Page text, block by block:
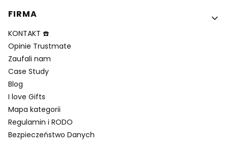
FIRMA
KONTAKT ☎️
Opinie Trustmate
Zaufali nam
Case Study
Blog
I love Gifts
Mapa kategorii
Regulamin i RODO
Bezpieczeństwo Danych